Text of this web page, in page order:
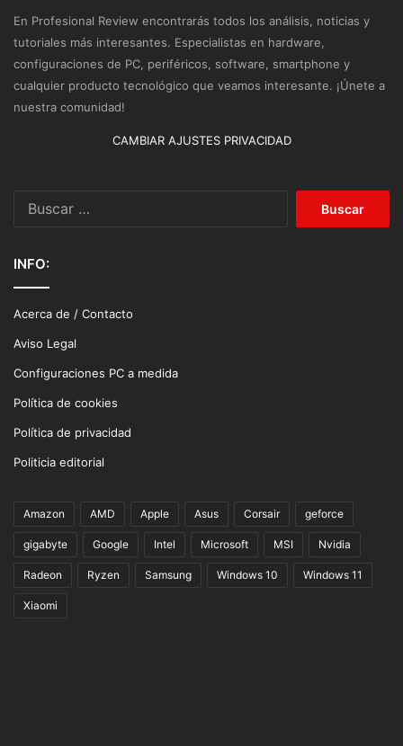
En Profesional Review encontrarás todos los análisis, noticias y
tutoriales más interesantes. Especialistas en hardware,
configuraciones de PC, periféricos, software, smartphone y
cualquier producto tecnológico que veamos interesante. ¡Únete a
nuestra comunidad!
CAMBIAR AJUSTES PRIVACIDAD
INFO:
Acerca de / Contacto
Aviso Legal
Configuraciones PC a medida
Política de cookies
Política de privacidad
Politicia editorial
Amazon AMD Apple Asus Corsair geforce
gigabyte Google Intel Microsoft MSI Nvidia
Radeon Ryzen Samsung Windows 10 Windows 11
Xiaomi